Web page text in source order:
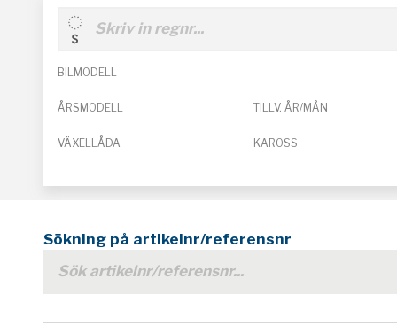
BILMODELL
ÅRSMODELL TILLV. ÅR/MÅN
VÄXELLÅDA KAROSS
Sökning på artikelnr/referensnr